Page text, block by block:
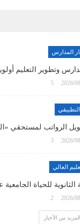
المدارس
وتطوير التعليم
2026/
5
التطبيقي
الرواتب لمستحقي
2026/
3
العالي
للحياة
2026/
2
من الأخبار